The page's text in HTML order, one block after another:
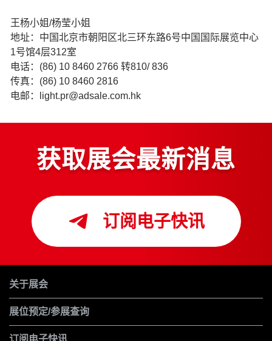
王杨小姐/杨莹小姐
地址：中国北京市朝阳区北三环东路6号中国国际展览中心
1号馆4层312室
电话：(86) 10 8460 2766 转810/ 836
传真：(86) 10 8460 2816
电邮：light.pr@adsale.com.hk
获取展会最新消息
订阅电子快讯
关于展会
展位预定/参展查询